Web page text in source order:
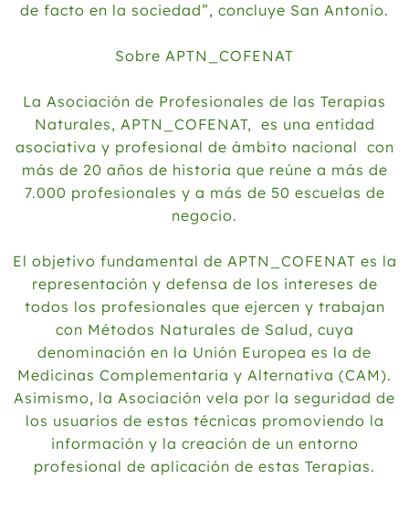
de facto en la sociedad”, concluye San Antonio.
Sobre APTN_COFENAT
La Asociación de Profesionales de las Terapias
Naturales, APTN_COFENAT, es una entidad
asociativa y profesional de ámbito nacional con
más de 20 años de historia que reúne a más de
7.000 profesionales y a más de 50 escuelas de
negocio.
El objetivo fundamental de APTN_COFENAT es la
representación y defensa de los intereses de
todos los profesionales que ejercen y trabajan
con Métodos Naturales de Salud, cuya
denominación en la Unión Europea es la de
Medicinas Complementaria y Alternativa (CAM).
Asimismo, la Asociación vela por la seguridad de
los usuarios de estas técnicas promoviendo la
información y la creación de un entorno
profesional de aplicación de estas Terapias.